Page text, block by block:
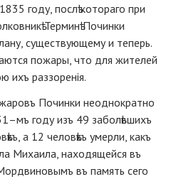
году, послѣ котораго при
Терминѣ Починки
существующему и теперь.
пожары, что для жителей
ихъ раззоренія.
Починки неоднократно
году изъ 49 заболѣвшихъ
а 12 человѣкъ умерли, какъ
Михаила, находящейся въ
въ память сего